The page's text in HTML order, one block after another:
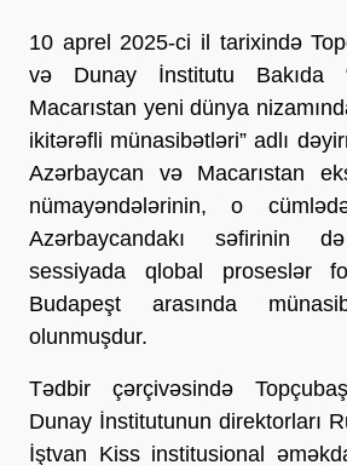
10 aprel 2025-ci il tarixində
və Dunay İnstitutu Bakıda
Macarıstan yeni dünya
ikitərəfli münasibətləri” adlı
Azərbaycan və Macarıstan
nümayəndələrinin, o
Azərbaycandakı səfirinin
sessiyada qlobal proseslər
Budapeşt arasında
olunmuşdur.
Tədbir çərçivəsində
Dunay İnstitutunun direktorları
İştvan Kiss institusional